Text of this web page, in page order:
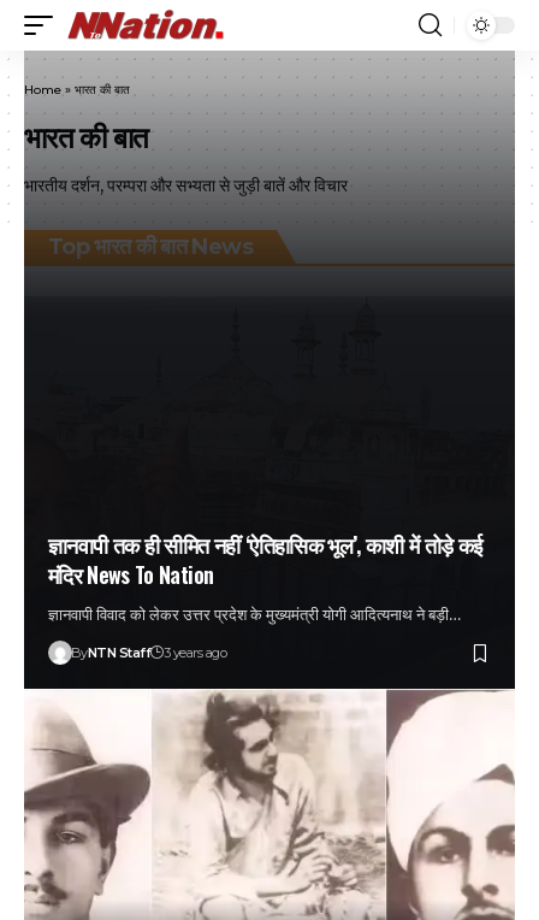
Home » भारत की बात
भारत की बात
भारतीय दर्शन, परम्परा और सभ्यता से जुड़ी बातें और विचार
Top भारत की बात News
ज्ञानवापी तक ही सीमित नहीं ‘ऐतिहासिक भूल’, काशी में तोड़े कई
मंदिर News To Nation
ज्ञानवापी विवाद को लेकर उत्तर प्रदेश के मुख्यमंत्री योगी आदित्यनाथ ने बड़ी…
ByNTN Staff 3 years ago